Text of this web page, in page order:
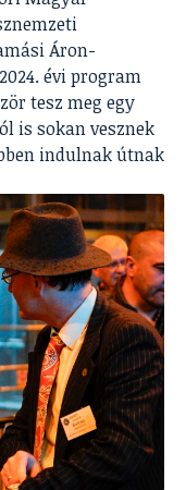
Áron-
évi program
tesz meg egy
is sokan vesznek
indulnak útnak